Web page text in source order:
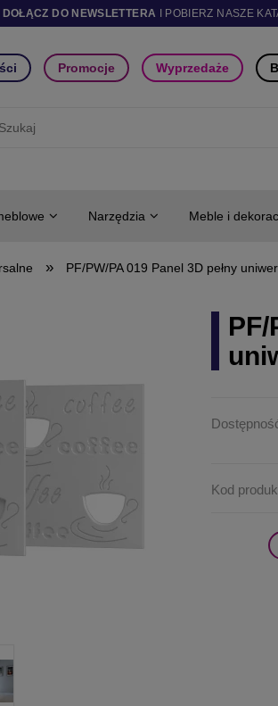
DOŁĄCZ DO NEWSLETTERA I POBIERZ NASZE
Promocje Wyprzedaże
Narzędzia Meble i
» PF/PW/PA 019 Panel 3D pełny
PF/
Kod